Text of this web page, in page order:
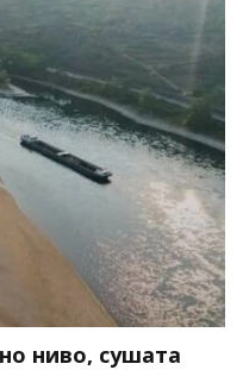
ниво, сушата